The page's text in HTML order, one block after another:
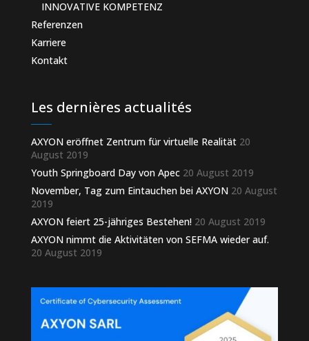
INNOVATIVE KOMPETENZ
Referenzen
Karriere
Kontakt
Les dernières actualités
AXYON eröffnet Zentrum für virtuelle Realität 20
August 2019
Youth Springboard Day von Apec 20 August 2019
November, Tag zum Eintauchen bei AXYON 20 August
2019
AXYON feiert 25-jähriges Bestehen! 20 August 2019
AXYON nimmt die Aktivitäten von SEFMA wieder auf.
20 August 2019